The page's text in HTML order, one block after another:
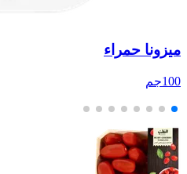
ميزونا حمراء
100جم